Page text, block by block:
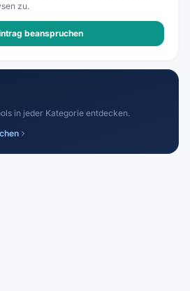
zu.
beanspruchen
in jeder Kategorie entdecken.